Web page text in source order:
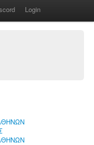
Login